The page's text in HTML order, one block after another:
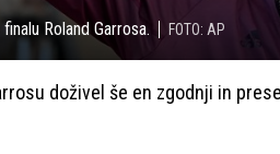
Roland Garrosa. FOTO: AP
doživel še en zgodnji in